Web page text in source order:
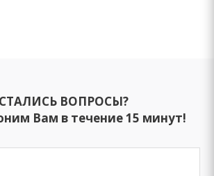
ВОПРОСЫ?
Вам в течение 15 минут!